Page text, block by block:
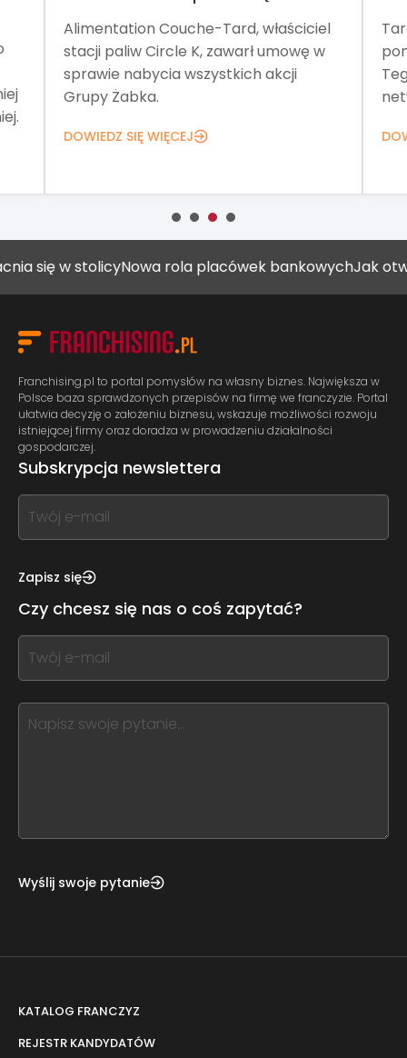
Alimentation Couche-Tard, właściciel
stacji paliw Circle K, zawarł umowę w
sprawie nabycia wszystkich akcji
Grupy Żabka.
DOWIEDZ SIĘ WIĘCEJ
w stolicyNowa rola placówek bankowychJak
Franchising.pl to portal pomysłów na własny biznes. Największa w
Polsce baza sprawdzonych przepisów na firmę we franczyzie. Portal
ułatwia decyzję o założeniu biznesu, wskazuje możliwości rozwoju
istniejącej firmy oraz doradza w prowadzeniu działalności
gospodarczej.
Subskrypcja newslettera
If
you
this,
this
form
field
blank
Zapisz się
Czy chcesz się nas o coś zapytać?
If
you
this,
leave
Wyślij swoje pytanie
KATALOG FRANCZYZ
REJESTR KANDYDATÓW